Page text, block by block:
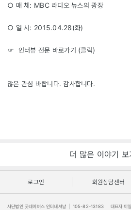
○ 매 체: MBC 라디오 뉴스의 광장
○ 일 시: 2015.04.28(화)
☞ 인터뷰 전문 바로가기 (클릭)
많은 관심 바랍니다. 감사합니다.
더 많은 이야기 보
로그인 회원상담센터
사단법인 굿네이버스 인터내셔날 105-82-13183 대표자 이